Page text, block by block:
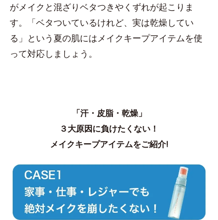
がメイクと混ざりベタつきやくずれが起こりま
す。「ベタついているけれど、実は乾燥してい
る」という夏の肌にはメイクキープアイテムを使
って対応しましょう。
「汗・皮脂・乾燥」
３大原因に負けたくない！
メイクキープアイテムをご紹介!